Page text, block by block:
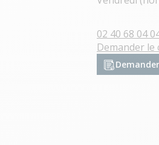
02 40 68 04
Demander le